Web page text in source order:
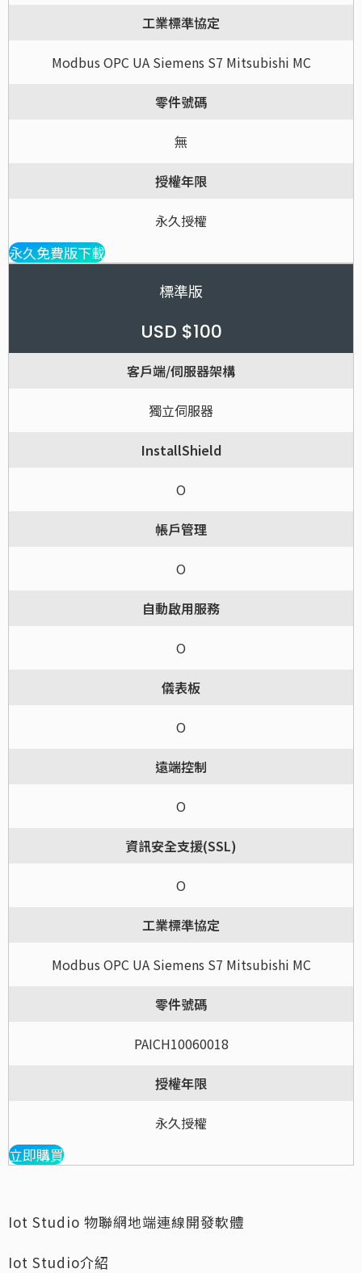
工業標準協定
Modbus OPC UA Siemens S7 Mitsubishi MC
零件號碼
無
授權年限
永久授權
永久免費版下載
標準版
USD $100
客戶端/伺服器架構
獨立伺服器
InstallShield
O
帳戶管理
O
自動啟用服務
O
儀表板
O
遠端控制
O
資訊安全支援(SSL)
O
工業標準協定
Modbus OPC UA Siemens S7 Mitsubishi MC
零件號碼
PAICH10060018
授權年限
永久授權
立即購買
Iot Studio 物聯網地端連線開發軟體
Iot Studio介紹